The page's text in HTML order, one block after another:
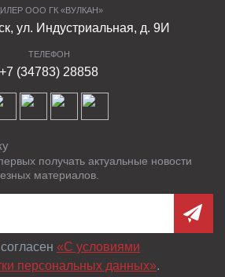
ООО ГК «ВУЛКАН»
ул. Индустриальная, д. 9И
ТЕЛЕФОН
+7 (34783) 28858
получать актуальные новости
материалов.
«C условиями
персональных данных».